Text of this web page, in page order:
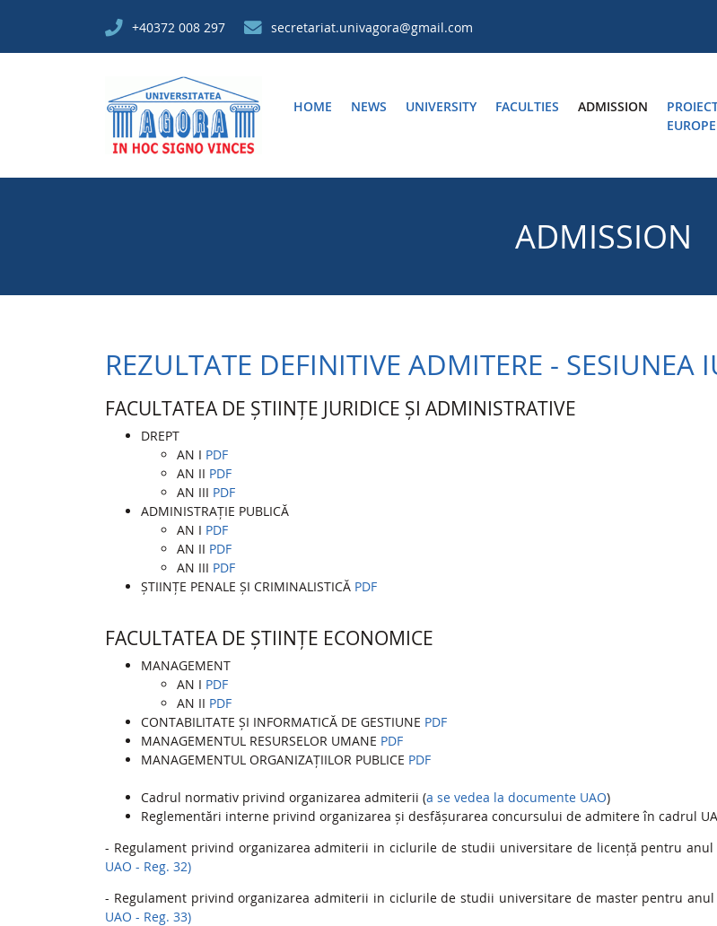
+40372 008 297 secretariat.univagora@gmail.com
HOME NEWS UNIVERSITY FACULTIES ADMISSION
ADMISSION
REZULTATE DEFINITIVE ADMITERE - SESIUNEA
FACULTATEA DE ȘTIINȚE JURIDICE ȘI ADMINISTRATIVE
DREPT
AN I PDF
AN II PDF
AN III PDF
ADMINISTRAȚIE PUBLICĂ
AN I PDF
AN II PDF
AN III PDF
ȘTIINȚE PENALE ȘI CRIMINALISTICĂ PDF
FACULTATEA DE ȘTIINȚE ECONOMICE
MANAGEMENT
AN I PDF
AN II PDF
CONTABILITATE ȘI INFORMATICĂ DE GESTIUNE PDF
MANAGEMENTUL RESURSELOR UMANE PDF
MANAGEMENTUL ORGANIZAȚIILOR PUBLICE PDF
Cadrul normativ privind organizarea admiterii (a se vedea la documente UAO)
Reglementări interne privind organizarea și desfășurarea concursului de admitere
- Regulament privind organizarea admiterii in ciclurile de studii universitare de licență pentru anul
UAO - Reg. 32)
- Regulament privind organizarea admiterii in ciclurile de studii universitare de master pentru anul
UAO - Reg. 33)